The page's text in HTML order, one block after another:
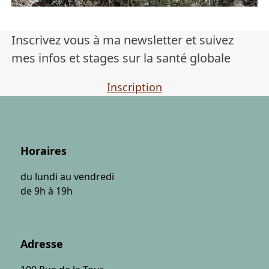
Inscrivez vous à ma newsletter et suivez
mes infos et stages sur la santé globale
Inscription
Horaires
du lundi au vendredi
de 9h à 19h
Adresse